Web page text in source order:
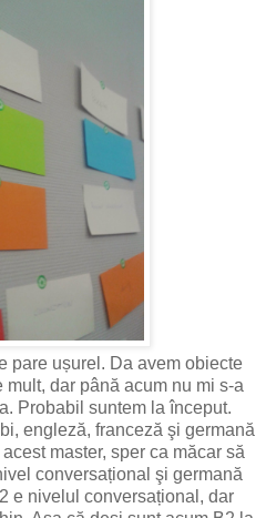
pare ușurel. Da avem obiecte
dar până acum nu mi s-a
Probabil suntem la început.
engleză, franceză şi germană
master, sper ca măcar să
conversațional şi germană
e nivelul conversațional, dar